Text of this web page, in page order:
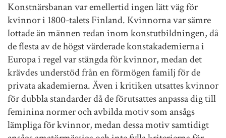
Konstnärsbanan var emellertid ingen lätt väg för
kvinnor i 1800-talets Finland. Kvinnorna var sämre
lottade än männen redan inom konstutbildningen, då
de flesta av de högst värderade konstakademierna i
Europa i regel var stängda för kvinnor, medan det
krävdes understöd från en förmögen familj för de
privata akademierna. Även i kritiken utsattes kvinnor
för dubbla standarder då de förutsattes anpassa dig till
feminina normer och avbilda motiv som ansågs
lämpliga för kvinnor, medan dessa motiv samtidigt